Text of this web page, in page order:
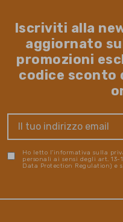
Iscriviti alla
aggiornato
promozioni
codice sconto
Ho letto l'informativa sulla
personali ai sensi degli art. 13-
Data Protection Regulation) e